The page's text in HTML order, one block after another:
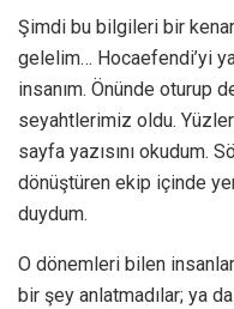
Şimdi bu bilgileri bir
gelelim… Hocaefendi’yi
insanım. Önünde oturup
seyahtlerimiz oldu.
sayfa yazısını okudum.
dönüştüren ekip içinde
duydum.
O dönemleri bilen
bir şey anlatmadılar; ya